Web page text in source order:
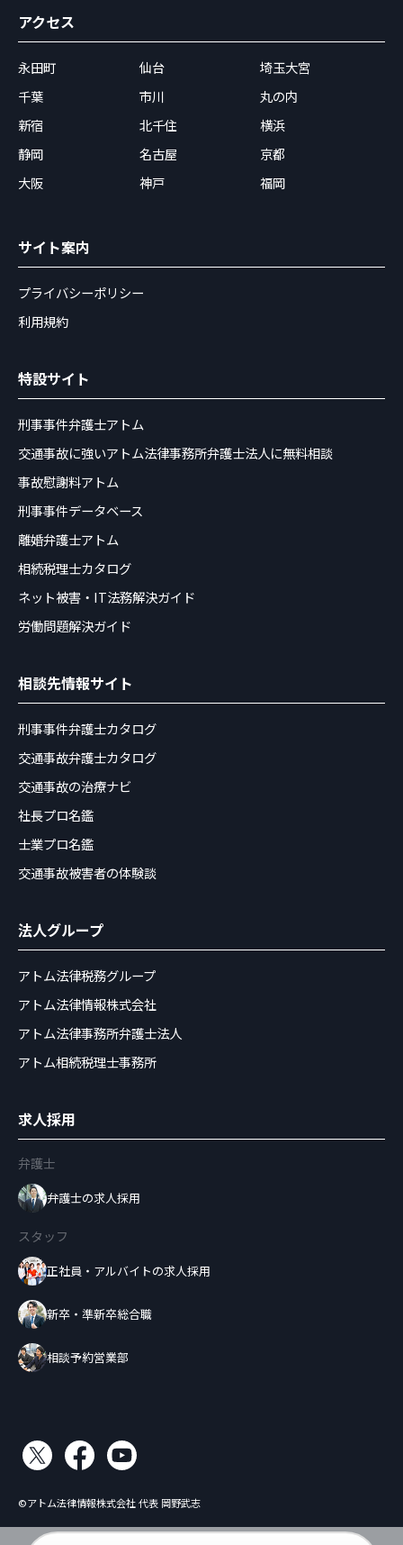
アクセス
永田町 仙台
埼玉大宮
千葉
市川
丸の内
新宿
北千住
横浜
静岡
名古屋
京都
大阪
神戸 福岡
サイト案内
プライバシーポリシー
利用規約
特設サイト
刑事事件弁護士アトム
交通事故に強いアトム法律事務所弁護士法人に無料相談
事故慰謝料アトム
刑事事件データベース
離婚弁護士アトム
相続税理士カタログ
ネット被害・IT法務解決ガイド
労働問題解決ガイド
相談先情報サイト
刑事事件弁護士カタログ
交通事故弁護士カタログ
交通事故の治療ナビ
社長プロ名鑑
士業プロ名鑑
交通事故被害者の体験談
法人グループ
アトム法律税務グループ
アトム法律情報株式会社
アトム法律事務所弁護士法人
アトム相続税理士事務所
求人採用
弁護士
弁護士の求人採用
スタッフ
正社員・アルバイトの求人採用
新卒・準新卒総合職
相談予約営業部
©アトム法律情報株式会社 代表 岡野武志